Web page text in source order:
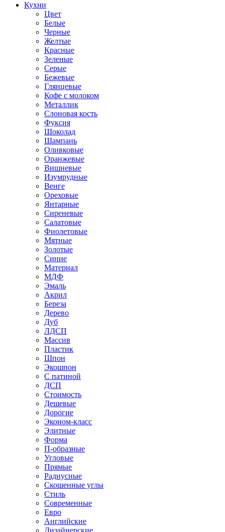
Кухни
Цвет
Белые
Черные
Желтые
Красные
Зеленые
Серые
Бежевые
Глянцевые
Кофе с молоком
Металлик
Слоновая кость
Фуксия
Шоколад
Шампань
Оливковые
Оранжевые
Вишневые
Изумрудные
Венге
Ореховые
Янтарные
Сиреневые
Салатовые
Фиолетовые
Мятные
Золотые
Синие
Материал
МДФ
Эмаль
Акрил
Береза
Дерево
Дуб
ЛДСП
Массив
Пластик
Шпон
Экошпон
С патиной
ДСП
Стоимость
Дешевые
Дорогие
Эконом-класс
Элитные
Форма
П-образные
Угловые
Прямые
Радиусные
Скошенные углы
Стиль
Современные
Евро
Английские
Дизайнерские